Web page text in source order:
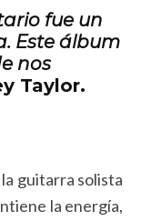
fue un
Este álbum
nos
Taylor.
guitarra solista
la energía,